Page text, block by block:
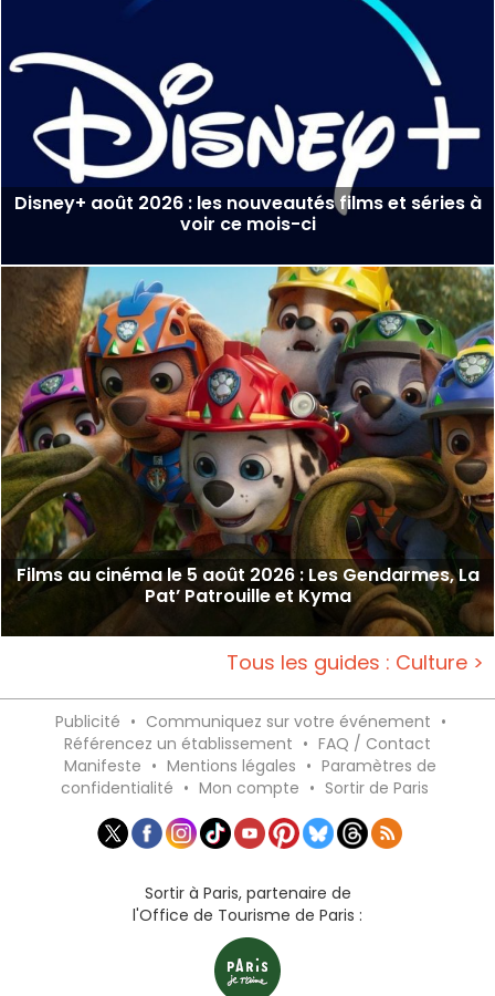
Disney+ août 2026 : les nouveautés films et séries à
voir ce mois-ci
Films au cinéma le 5 août 2026 : Les Gendarmes, La
Pat’ Patrouille et Kyma
Tous les guides : Culture >
Publicité • Communiquez sur votre événement •
Référencez un établissement • FAQ / Contact
Manifeste • Mentions légales • Paramètres de
confidentialité • Mon compte • Sortir de Paris
Sortir à Paris, partenaire de
l'Office de Tourisme de Paris :